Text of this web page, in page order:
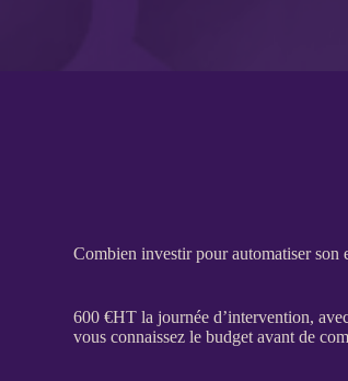
Combien investir pour automatiser son
600 €HT la journée d’intervention,
vous connaissez le budget avant de